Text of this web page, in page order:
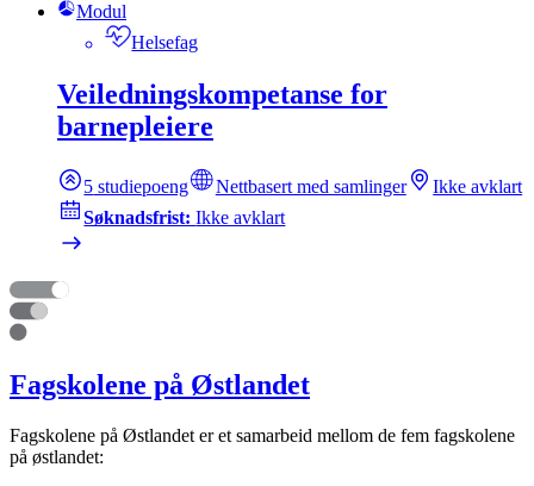
Modul
Helsefag
Veiledningskompetanse for
barnepleiere
5 studiepoeng Nettbasert med samlinger
Ikke avklart
Søknadsfrist:Ikke avklart
Fagskolene på Østlandet
Fagskolene på Østlandet er et samarbeid mellom de fem fagskolene
på østlandet: